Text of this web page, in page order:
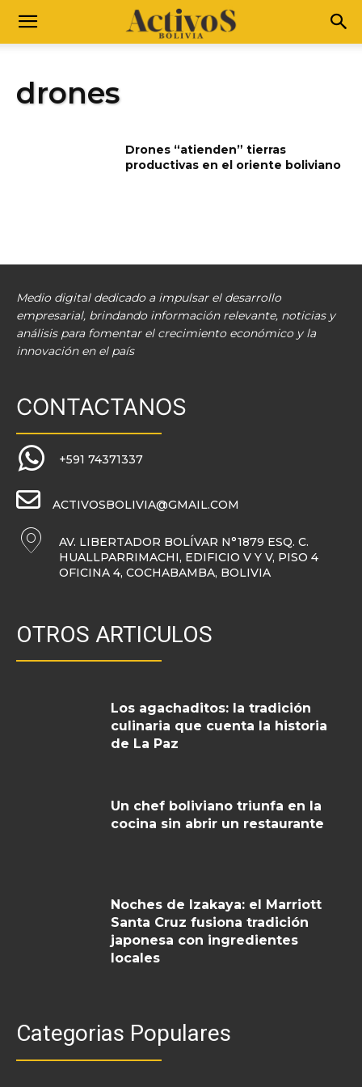
drones
Drones “atienden” tierras
productivas en el oriente boliviano
Medio digital dedicado a impulsar el desarrollo
empresarial, brindando información relevante, noticias y
análisis para fomentar el crecimiento económico y la
innovación en el país
CONTACTANOS
+591 74371337
ACTIVOSBOLIVIA@GMAIL.COM
AV. LIBERTADOR BOLÍVAR N°1879 ESQ. C.
HUALLPARRIMACHI, EDIFICIO V Y V, PISO 4
OFICINA 4, COCHABAMBA, BOLIVIA
OTROS ARTICULOS
Los agachaditos: la tradición
culinaria que cuenta la historia
de La Paz
Un chef boliviano triunfa en la
cocina sin abrir un restaurante
Noches de Izakaya: el Marriott
Santa Cruz fusiona tradición
japonesa con ingredientes
locales
Categorias Populares